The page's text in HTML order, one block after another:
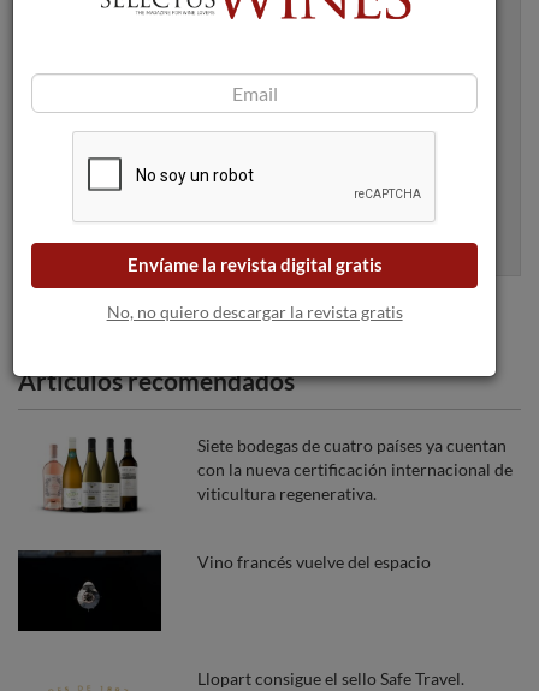
Recibe artículos como este en tu
100% seguro. Nunca te enviaremos spam.
Articulos recomendados
Siete bodegas de cuatro países ya cuentan
con la nueva certificación internacional de
viticultura regenerativa.
Vino francés vuelve del espacio
Llopart consigue el sello Safe Travel.
Envíame la revista digital gratis
No, no quiero descargar la revista gratis